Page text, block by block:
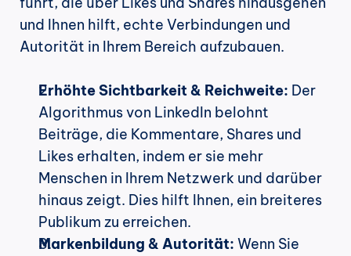
und Ihnen hilft, echte Verbindungen und
Autorität in Ihrem Bereich aufzubauen.
Erhöhte Sichtbarkeit & Reichweite: Der
Algorithmus von LinkedIn belohnt
Beiträge, die Kommentare, Shares und
Likes erhalten, indem er sie mehr
Menschen in Ihrem Netzwerk und darüber
hinaus zeigt. Dies hilft Ihnen, ein breiteres
Publikum zu erreichen.
Markenbildung & Autorität: Wenn Sie